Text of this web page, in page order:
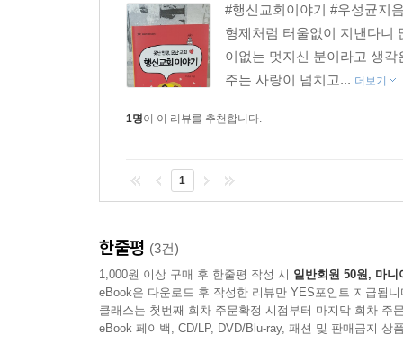
#행신교회이야기 #우성균지
형제처럼 터울없이 지낸다니
이없는 멋지신 분이라고 생
주는 사랑이 넘치고... 더보기
1명이 이 리뷰를 추천합니다.
1
한줄평 (3건)
1,000원 이상 구매 후 한줄평 작성 시 일반회원 50원, 마니
eBook은 다운로드 후 작성한 리뷰만 YES포인트 지급됩니
클래스는 첫번째 회차 주문확정 시점부터 마지막 회차 주
eBook 페이백, CD/LP, DVD/Blu-ray, 패션 및 판매금지 상